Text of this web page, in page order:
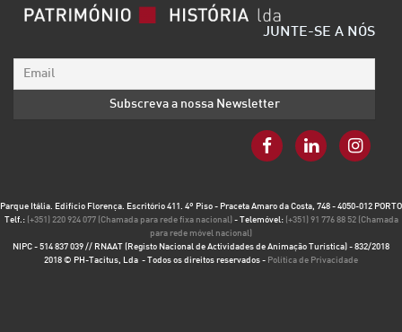
JUNTE-SE A NÓS
Parque Itália. Edifício Florença. Escritório 411. 4º Piso - Praceta Amaro da Costa, 748 - 4050-012 PORTO
Telf.: (+351) 220 924 077 (Chamada para rede fixa nacional) - Telemóvel: (+351) 91 776 88 52 (Chamada
para rede móvel nacional)
NIPC - 514 837 039 // RNAAT (Registo Nacional de Actividades de Animação Turística) - 832/2018
2018 © PH-Tacitus, Lda - Todos os direitos reservados - Política de Privacidade